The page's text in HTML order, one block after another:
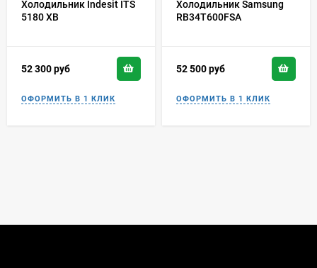
Холодильник Indesit ITS
5180 XB
52 300руб
Холодильник Samsung
RB34T600FSA
52 500руб